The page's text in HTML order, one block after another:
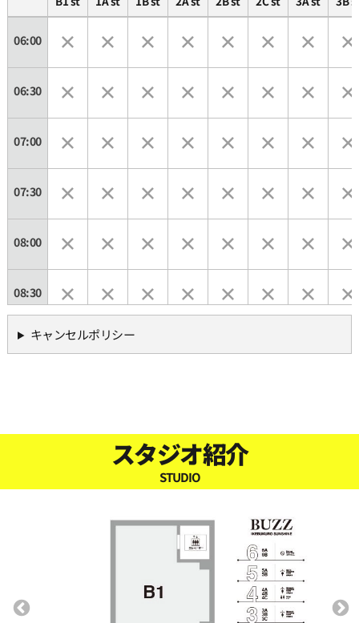
06:00
06:30
07:00
07:30
08:00
08:30
09:00
10:30
キャンセルポリシー
スタジオ紹介
STUDIO